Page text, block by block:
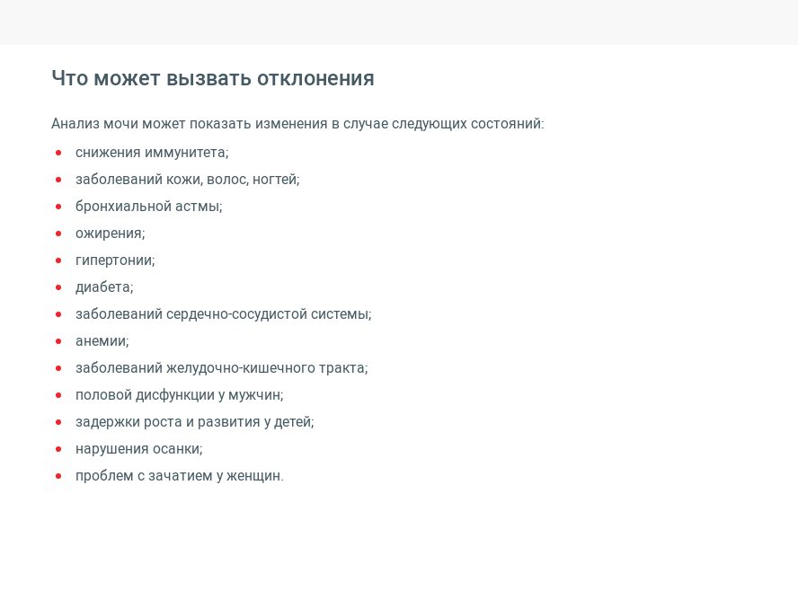
Что может вызвать отклонения
Анализ мочи может показать изменения в случае следующих состояний:
снижения иммунитета;
заболеваний кожи, волос, ногтей;
бронхиальной астмы;
ожирения;
гипертонии;
диабета;
заболеваний сердечно-сосудистой системы;
анемии;
заболеваний желудочно-кишечного тракта;
половой дисфункции у мужчин;
задержки роста и развития у детей;
нарушения осанки;
проблем с зачатием у женщин.